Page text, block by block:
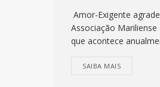
Amor-Exigente
Associação
que acontece
SAIBA MAIS